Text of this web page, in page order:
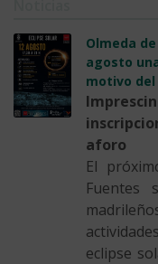
Olmeda
agosto
motivo
aforo
El
Fuentes
eclipse